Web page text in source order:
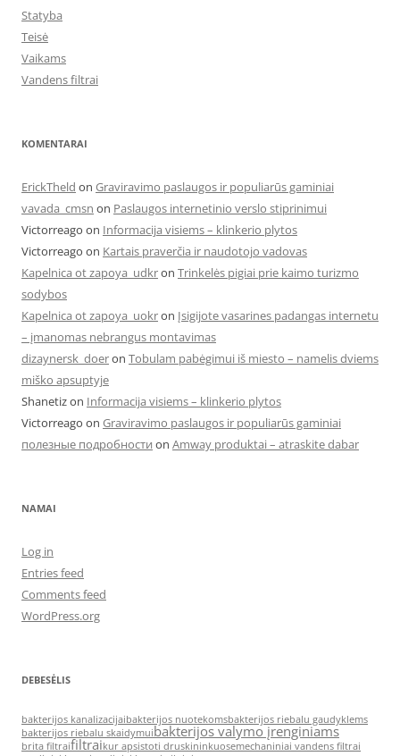
Statyba
Teisė
Vaikams
Vandens filtrai
KOMENTARAI
ErickTheld on Graviravimo paslaugos ir populiarūs gaminiai
vavada_cmsn on Paslaugos internetinio verslo stiprinimui
Victorreago on Informacija visiems – klinkerio plytos
Victorreago on Kartais praverčia ir naudotojo vadovas
Kapelnica ot zapoya_udkron Trinkelės pigiai prie kaimo turizmo
sodybos
Kapelnica ot zapoya_uokron Įsigijote vasarines padangas internetu
– įmanomas nebrangus montavimas
dizaynersk_doeron Tobulam pabėgimui iš miesto – namelis dviems
miško apsuptyje
Shanetizon Informacija visiems – klinkerio plytos
Victorreago on Graviravimo paslaugos ir populiarūs gaminiai
полезные подробности on Amway produktai – atraskite dabar
NAMAI
Log in
Entries feed
Comments feed
WordPress.org
DEBESĖLIS
bakterijos kanalizacijaibakterijos nuotekomsbakterijos riebalu gaudyklems
bakterijos riebalu skaidymuibakterijos valymo įrenginiams
brita filtraifiltraikur apsistoti druskininkuosemechaniniai vandens filtrai